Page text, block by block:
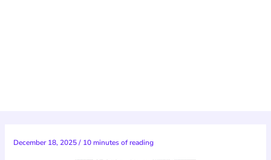
December 18, 2025/ 10 minutes of reading